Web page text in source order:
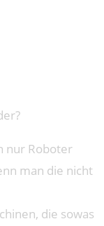
nur Roboter
man die nicht
die sowas